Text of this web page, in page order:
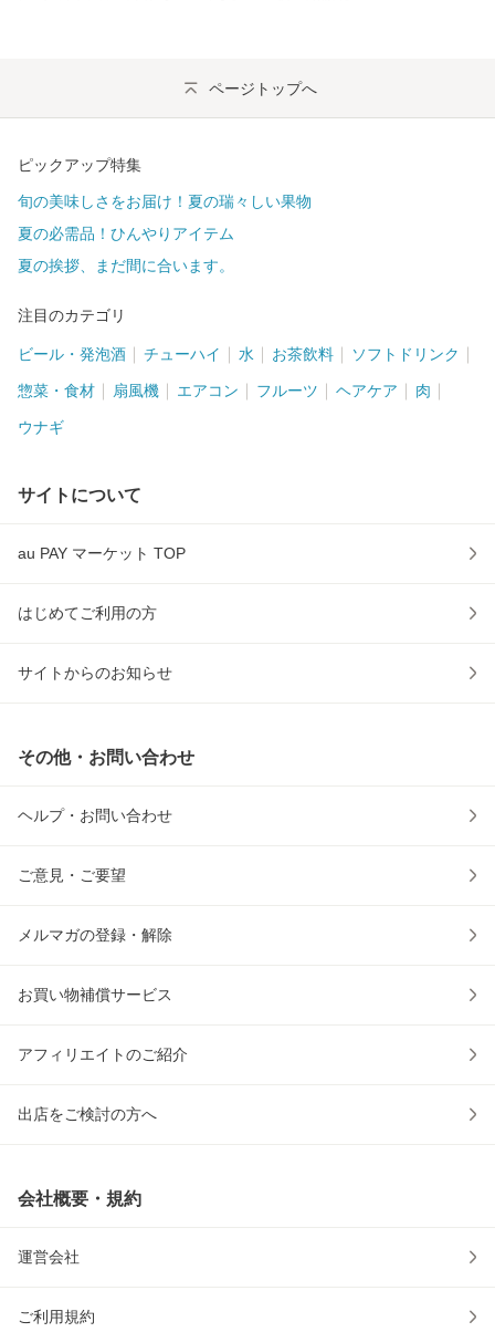
ページトップへ
ピックアップ特集
旬の美味しさをお届け！夏の瑞々しい果物
夏の必需品！ひんやりアイテム
夏の挨拶、まだ間に合います。
注目のカテゴリ
ビール・発泡酒 チューハイ 水 お茶飲料 ソフトドリンク
惣菜・食材 扇風機 エアコン フルーツ ヘアケア 肉
ウナギ
サイトについて
au PAY マーケット TOP
はじめてご利用の方
サイトからのお知らせ
その他・お問い合わせ
ヘルプ・お問い合わせ
ご意見・ご要望
メルマガの登録・解除
お買い物補償サービス
アフィリエイトのご紹介
出店をご検討の方へ
会社概要・規約
運営会社
ご利用規約